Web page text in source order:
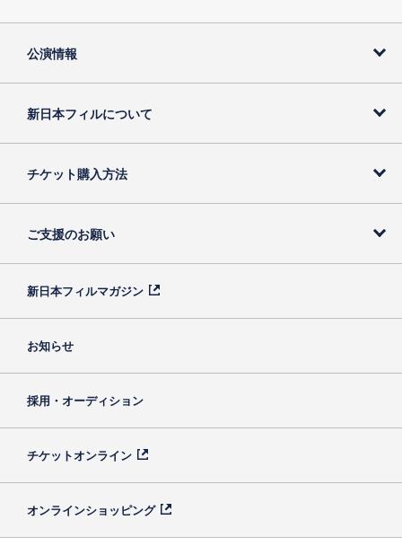
公演情報
新日本フィルについて
チケット購入方法
ご支援のお願い
新日本フィルマガジン
お知らせ
採用・オーディション
チケットオンライン
オンラインショッピング